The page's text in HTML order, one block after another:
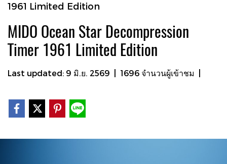
1961 Limited Edition
MIDO Ocean Star Decompression
Timer 1961 Limited Edition
Last updated: 9 มิ.ย. 2569 1696 จำนวนผู้เข้าชม